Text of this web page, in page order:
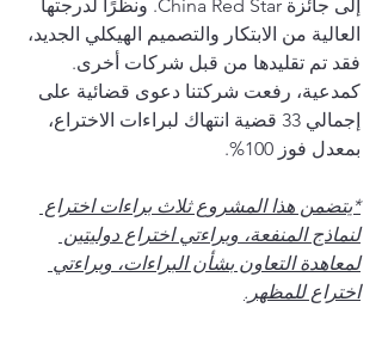
إلى جائزة China Red Star. ونظرًا لدرجتها
العالية من الابتكار والتصميم الهيكلي الجديد،
فقد تم تقليدها من قبل شركات أخرى.
كمدعية، رفعت شركتنا دعوى قضائية على
إجمالي 33 قضية انتهاك لبراءات الاختراع،
بمعدل فوز 100%.
*يتضمن هذا المشروع ثلاث براءات اختراع
لنماذج المنفعة، وبراءتي اختراع دوليتين
لمعاهدة التعاون بشأن البراءات، وبراءتي
اختراع للمظهر.